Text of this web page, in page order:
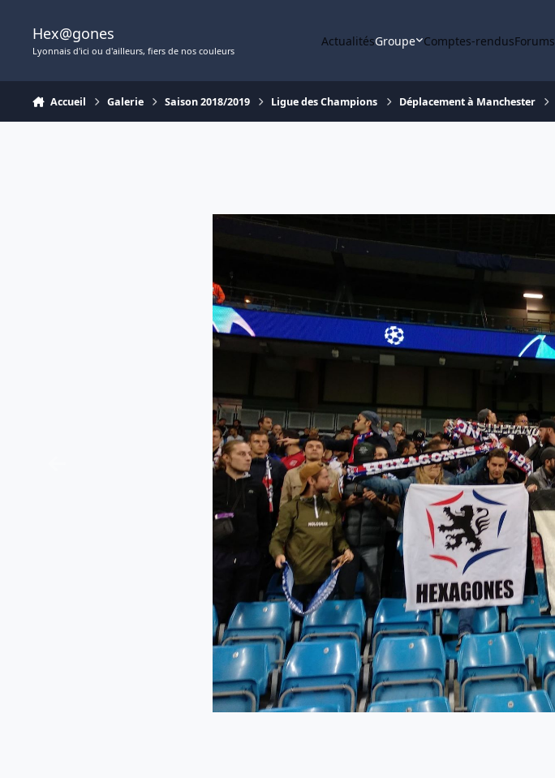
Hex@gones
Lyonnais d'ici ou d'ailleurs, fiers de nos couleurs
ActualitésGroupe Comptes-rendusForums
Accueil Galerie Saison 2018/2019 Ligue des Champions Déplacement à Manchester